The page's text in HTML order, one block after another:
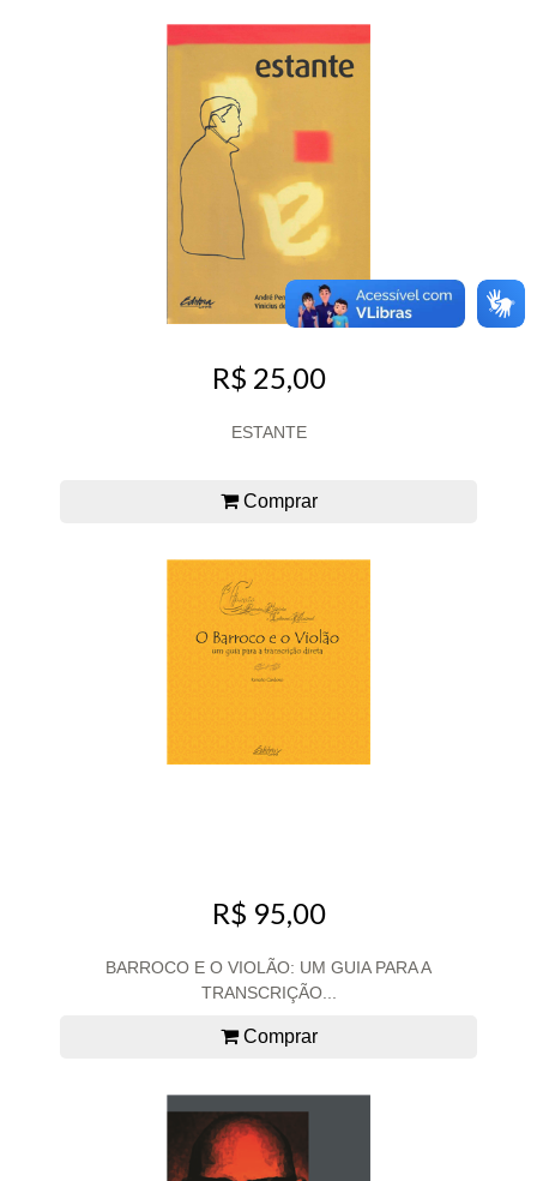
R$ 25,00
ESTANTE
Comprar
R$ 95,00
BARROCO E O VIOLÃO: UM GUIA PARA A
TRANSCRIÇÃO...
Comprar